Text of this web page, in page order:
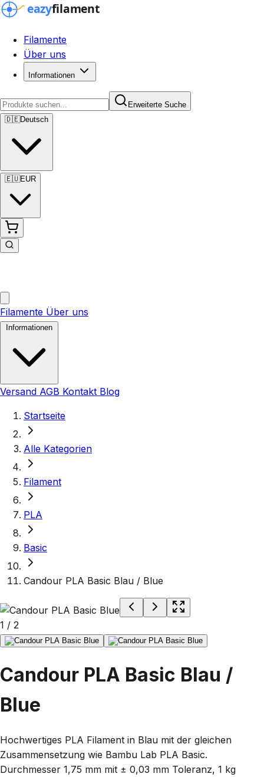
Filamente
Über uns
Informationen
Erweiterte Suche
🇩🇪Deutsch
🇪🇺EUR
Filamente Über uns
Versand AGB Kontakt Blog
Startseite
Alle Kategorien
Filament
PLA
Basic
Candour PLA Basic Blau / Blue
1 / 2
Candour PLA Basic Blau /
Blue
Hochwertiges PLA Filament in Blau mit der gleichen
Zusammensetzung wie Bambu Lab PLA Basic.
Durchmesser 1,75 mm mit ± 0,03 mm Toleranz, 1 kg